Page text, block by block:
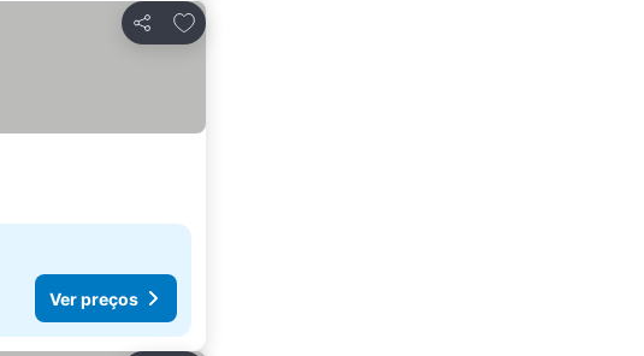
Partilhar
Adicionar aos favoritos
Ver preços